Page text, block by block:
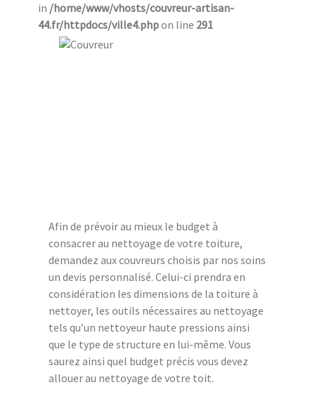
in /home/www/vhosts/couvreur-artisan-
44.fr/httpdocs/ville4.phpon line 291
Afin de prévoir au mieux le budget à
consacrer au nettoyage de votre toiture,
demandez aux couvreurs choisis par nos soins
un devis personnalisé. Celui-ci prendra en
considération les dimensions de la toiture à
nettoyer, les outils nécessaires au nettoyage
tels qu’un nettoyeur haute pressions ainsi
que le type de structure en lui-même. Vous
saurez ainsi quel budget précis vous devez
allouer au nettoyage de votre toit.